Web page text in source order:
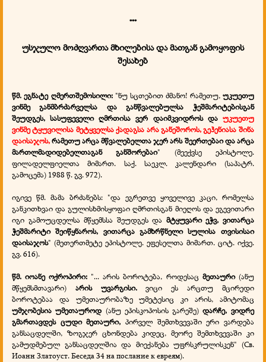
***
უსჯულო მოძღვართა მხილებისა და მათგან გამოყოფის
შესახებ
წმ. ეგნატე ღმერთშემოსილი:"ნუ სცთებით ძმანო! რამეთუ, უკუეთუ
ვინმე განმბრძარველსა და განწვალებულსა ჭეშმარიტებისგან
შეუდგეს, სასუფეველი ღმრთისა ვერ დაიმკვიდროს და უკუეთუ
ვინმე ტყუვილისა მეტყველსა ქადაგსა არა განეშოროს, გეჰენიასა შინა
დაისაჯოს,რამეთუ არცა მწვალებელთა ჯერ არს შეერთებაი და არცა
მართლმადიდებელთაგან განშორებაი" (მეექვსე ეპისტოლე.
ფილადელფიელთა მიმართ. საქ. საეკლ. კალენდარი (საპატრ.
გამოცემა) 1988 წ. გვ. 972).
იგივე წმ. მამა ბრძანებს: "და ეგრეთვე ყოველივე კაცი, რომელსა
განკითხვაი და გულისხმისყოფაი ღმრთისგან მიეღოს და ეგევითარი
იგი გამოუცდელსა მწყემსსა შეუდგეს და მტყუვარი ეჭვ, ვითარცა
ჭეშმარიტი შეიწყნაროს, ვითარცა გამხრწნელი სულისა თვისისაი
დაისაჯოს" (მეთერთმეტე ეპისტოლე. ეფესელთა მიმართ. ციტ. იქვე.
გვ. 616).
წმ. იოანე ოქროპირი: "... არის ბოროტება, როდესაც მეთაური (ანუ
მწყემსმთავარი) არის უვარგისი.ვიცი ეს არცთუ მცირედი
ბოროტებაა და უმეთაურობაზე უმეტესიც კი არის, ამიტომაც
უმჯობესია უმეთაუროდ (ანუ ეპისკოპოსის გარეშე)დარჩე, ვიდრე
გმართავდეს ცუდი მეთაური, პირველ შემთხვევაში ერი ვარდება
განსაცდელში, ზოგჯერ ცხონდება კიდეც, მეორე შემთხვევაში კი
გამუდმებულ განსაცდელშია და მიექანება უფრსკრულისკენ" (Св.
Иоанн Златоуст. Беседа 34 на послание к евреям).